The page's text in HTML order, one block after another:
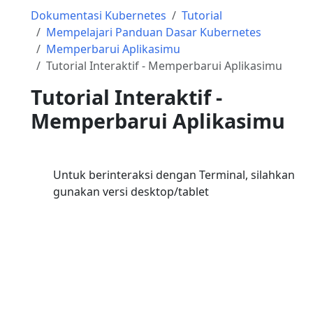
Dokumentasi Kubernetes
Tutorial
Mempelajari Panduan Dasar Kubernetes
Memperbarui Aplikasimu
Tutorial Interaktif - Memperbarui Aplikasimu
Tutorial Interaktif -
Memperbarui Aplikasimu
Untuk berinteraksi dengan Terminal, silahkan
gunakan versi desktop/tablet